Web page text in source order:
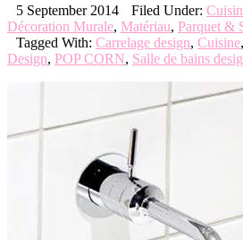
5 September 2014 Filed Under:
Décoration Murale, Matériau, Parquet &
Tagged With: Carrelage design, Cuisine,
Design, POP CORN, Salle de bains